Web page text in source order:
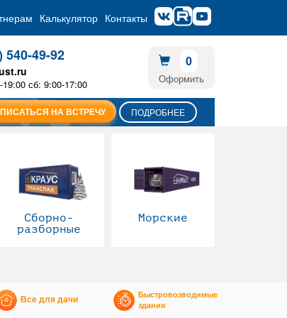
Калькулятор Контакты
540-49-92
19:00 сб: 9:00-17:00
0
Оформить
НА ВСТРЕЧУ ПОДРОБНЕЕ
Сборно-
разборные
Морские
Все для дачи
Быстровозводимые
здания